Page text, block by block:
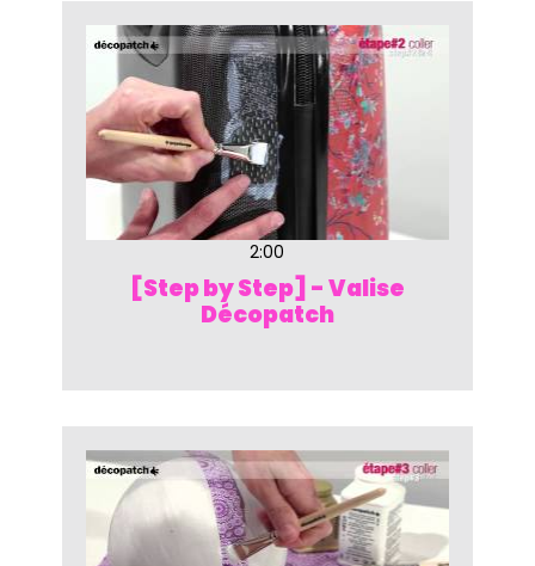
2:00
[Step by Step] - Valise
Décopatch